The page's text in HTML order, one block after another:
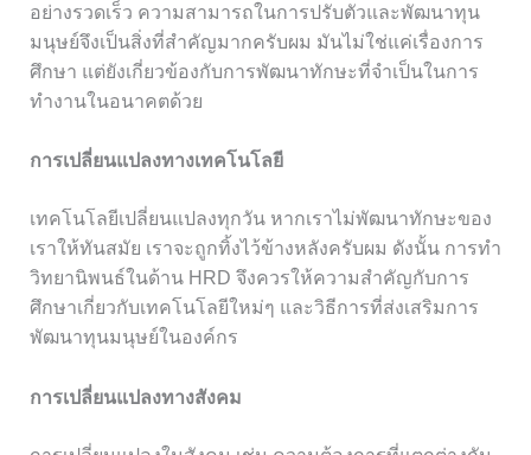
อย่างรวดเร็ว ความสามารถในการปรับตัวและพัฒนาทุน
มนุษย์จึงเป็นสิ่งที่สำคัญมากครับผม มันไม่ใช่แค่เรื่องการ
ศึกษา แต่ยังเกี่ยวข้องกับการพัฒนาทักษะที่จำเป็นในการ
ทำงานในอนาคตด้วย
การเปลี่ยนแปลงทางเทคโนโลยี
เทคโนโลยีเปลี่ยนแปลงทุกวัน หากเราไม่พัฒนาทักษะของ
เราให้ทันสมัย เราจะถูกทิ้งไว้ข้างหลังครับผม ดังนั้น การทำ
วิทยานิพนธ์ในด้าน HRD จึงควรให้ความสำคัญกับการ
ศึกษาเกี่ยวกับเทคโนโลยีใหม่ๆ และวิธีการที่ส่งเสริมการ
พัฒนาทุนมนุษย์ในองค์กร
การเปลี่ยนแปลงทางสังคม